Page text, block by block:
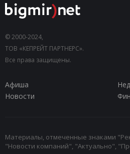
© 2000-2024,
ТОВ «КЕПРЕЙТ ПАРТНЕРС».
Все права защищены.
Афиша
Новости
Материалы, отмеченные знаками
"Новости компаний", "Актуально",